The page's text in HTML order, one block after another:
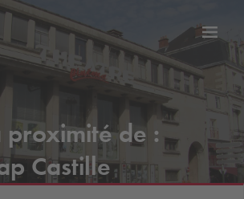
vers
proximité de :
Castille